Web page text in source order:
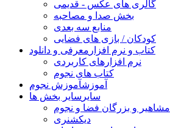
گالری های عکس - قدیمی
بخش صدا و مصاحبه
منابع سه بعدی
کودکان / بازی های فضایی
کتاب و نرم افزار معرفی و دانلود
نرم افزارهای کاربردی
کتاب های نجوم
آموزشآموزش نجوم
سایر سایر بخش ها
مشاهیر و بزرگان فضا و نجوم
دیکشنری